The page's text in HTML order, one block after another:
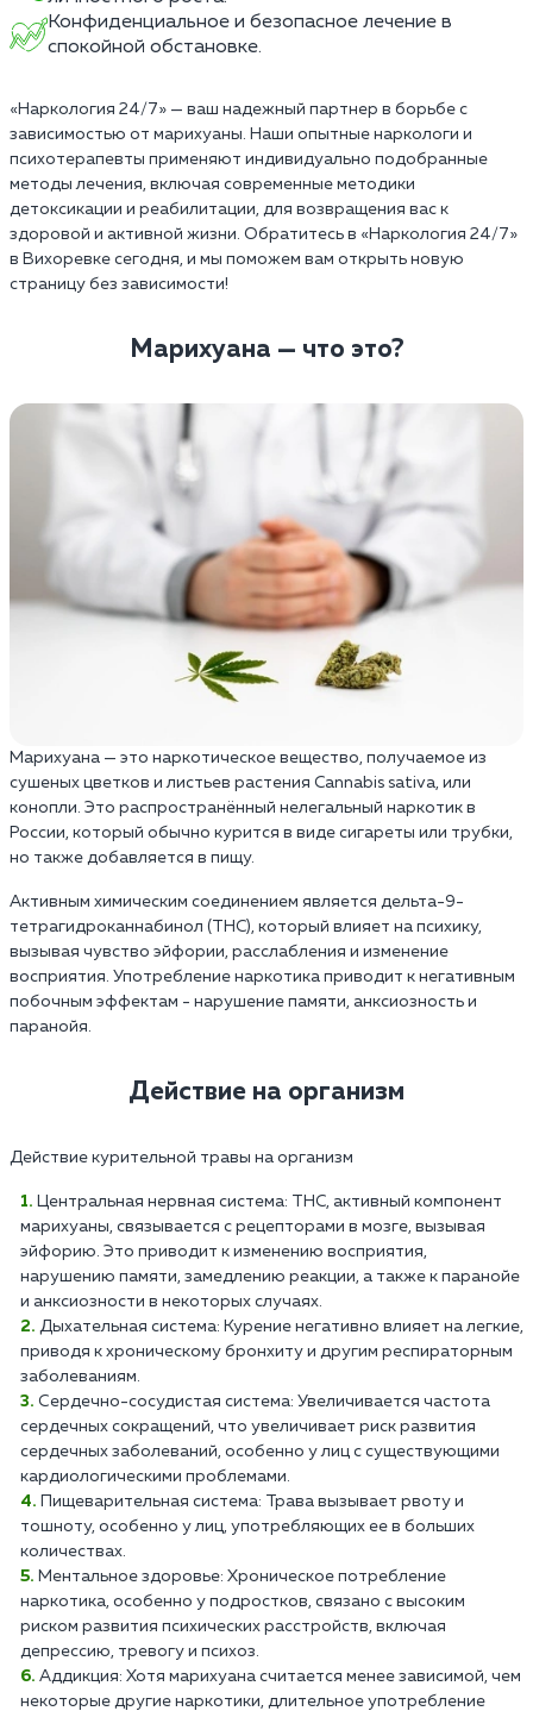
Конфиденциальное и безопасное лечение в
спокойной обстановке.
«Наркология 24/7» — ваш надежный партнер в борьбе с
зависимостью от марихуаны. Наши опытные наркологи и
психотерапевты применяют индивидуально подобранные
методы лечения, включая современные методики
детоксикации и реабилитации, для возвращения вас к
здоровой и активной жизни. Обратитесь в «Наркология 24/7»
в Вихоревке сегодня, и мы поможем вам открыть новую
страницу без зависимости!
Марихуана — что это?
Марихуана — это наркотическое вещество, получаемое из
сушеных цветков и листьев растения Cannabis sativa, или
конопли. Это распространённый нелегальный наркотик в
России, который обычно курится в виде сигареты или трубки,
но также добавляется в пищу.
Активным химическим соединением является дельта-9-
тетрагидроканнабинол (THC), который влияет на психику,
вызывая чувство эйфории, расслабления и изменение
восприятия. Употребление наркотика приводит к негативным
побочным эффектам - нарушение памяти, анксиозность и
паранойя.
Действие на организм
Действие курительной травы на организм
Центральная нервная система: THC, активный компонент
марихуаны, связывается с рецепторами в мозге, вызывая
эйфорию. Это приводит к изменению восприятия,
нарушению памяти, замедлению реакции, а также к паранойе
и анксиозности в некоторых случаях.
Дыхательная система: Курение негативно влияет на легкие,
приводя к хроническому бронхиту и другим респираторным
заболеваниям.
Сердечно-сосудистая система: Увеличивается частота
сердечных сокращений, что увеличивает риск развития
сердечных заболеваний, особенно у лиц с существующими
кардиологическими проблемами.
Пищеварительная система: Трава вызывает рвоту и
тошноту, особенно у лиц, употребляющих ее в больших
количествах.
Ментальное здоровье: Хроническое потребление
наркотика, особенно у подростков, связано с высоким
риском развития психических расстройств, включая
депрессию, тревогу и психоз.
Аддикция: Хотя марихуана считается менее зависимой, чем
некоторые другие наркотики, длительное употребление